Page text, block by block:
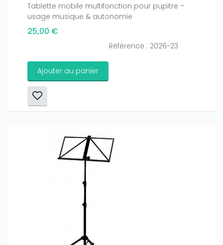
Tablette mobile multifonction pour pupitre –
usage musique & autonomie
25,00 €
Référence : 2026-23
Ajouter au panier